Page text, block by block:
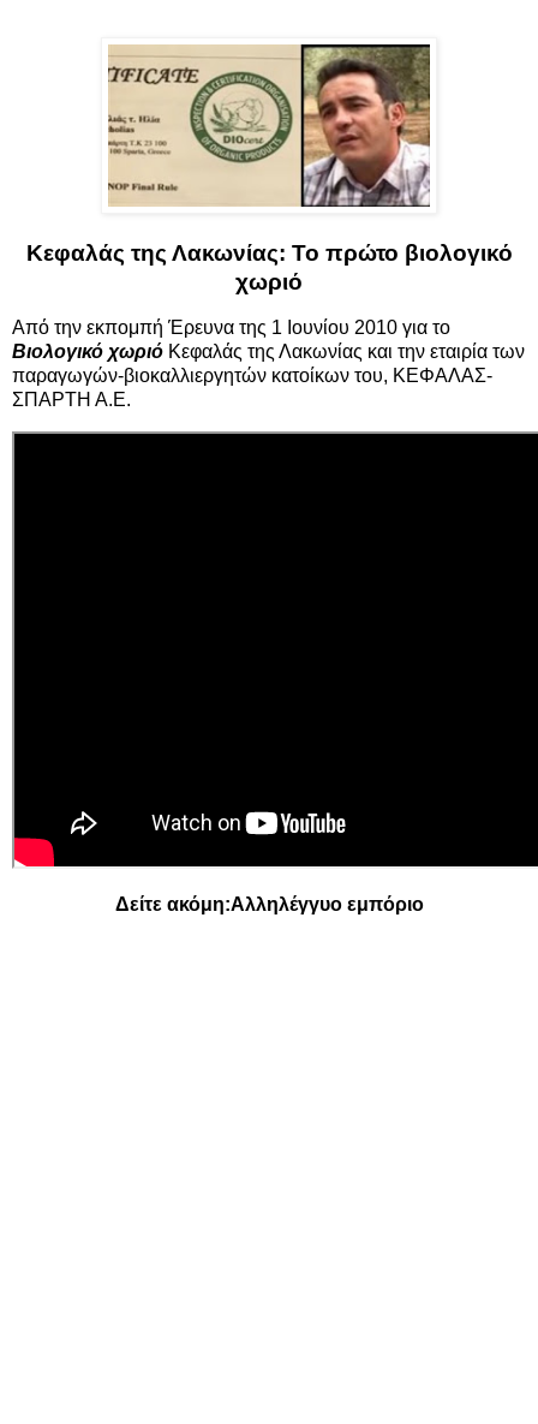
Κεφαλάς της Λακωνίας: Το πρώτο βιολογικό
χωριό
Από την εκπομπή Έρευνα της 1 Ιουνίου 2010 για το
Βιολογικό χωριό Κεφαλάς της Λακωνίας και την εταιρία των
παραγωγών-βιοκαλλιεργητών κατοίκων του, ΚΕΦΑΛΑΣ-
ΣΠΑΡΤΗ Α.Ε.
Δείτε ακόμη:Αλληλέγγυο εμπόριο